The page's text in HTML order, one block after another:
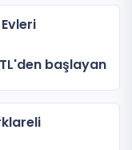
başlayan